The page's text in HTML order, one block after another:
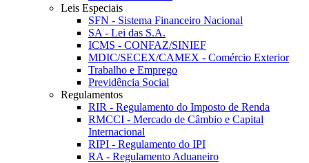
Leis Especiais
SFN - Sistema Financeiro Nacional
SA - Lei das S.A.
ICMS - CONFAZ/SINIEF
MDIC/SECEX/CAMEX - Comércio Exterior
Trabalho e Emprego
Previdência Social
Regulamentos
RIR - Regulamento do Imposto de Renda
RMCCI - Mercado de Câmbio e Capital
Internacional
RIPI - Regulamento do IPI
RA - Regulamento Aduaneiro